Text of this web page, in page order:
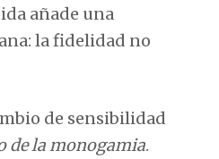
añade una
la fidelidad no
de sensibilidad
de la monogamia.